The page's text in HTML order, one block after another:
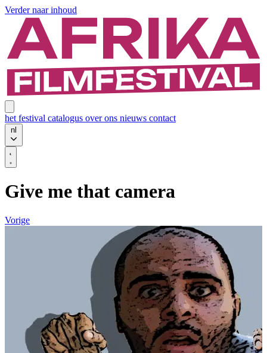
Verder naar inhoud
het festival catalogus over ons nieuws contact
nl
Give me that camera
Vorige